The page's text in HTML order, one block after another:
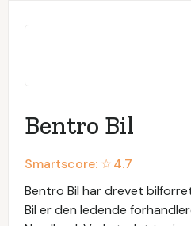
Bentro Bil
Smartscore: ☆4.7
Bentro Bil har drevet
Bil er den ledende